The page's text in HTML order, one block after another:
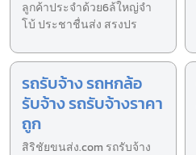
ลูกค้าประจำด้วย6ล้ใหญ่จำ
โบ้ ประชาชื่นส่ง สรงปร
รถรับจ้าง รถหกล้อ
รับจ้าง รถรับจ้างราคา
ถูก
สิริชัยขนส่ง.com รถรับจ้าง